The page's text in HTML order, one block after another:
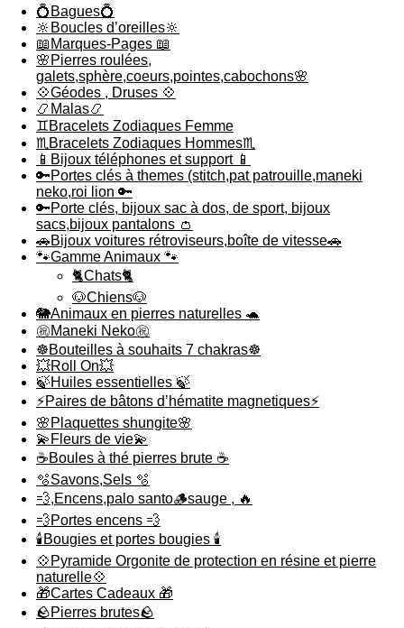
💍Bagues💍
🔆Boucles d’oreilles🔆
📖Marques-Pages 📖
🌸Pierres roulées,
galets,sphère,coeurs,pointes,cabochons🌸
💠Géodes , Druses 💠
📿Malas📿
♊️Bracelets Zodiaques Femme
♏️Bracelets Zodiaques Hommes♏️
📱Bijoux téléphones et support 📱
🔑Portes clés à themes (stitch,pat patrouille,maneki
neko,roi lion 🔑
🔑Porte clés, bijoux sac à dos, de sport, bijoux
sacs,bijoux pantalons 👛
🚗Bijoux voitures rétroviseurs,boîte de vitesse🚗
🐾Gamme Animaux 🐾
🐈Chats🐈
🐶Chiens🐶
🐘Animaux en pierres naturelles 🐢
㊗️Maneki Neko㊗️
☸️Bouteilles à souhaits 7 chakras☸️
💥Roll On💥
🍃Huiles essentielles 🍃
⚡️Paires de bâtons d’hématite magnetiques⚡️
🌸Plaquettes shungite🌸
💫Fleurs de vie💫
☕️Boules à thé pierres brute ☕️
🫧Savons,Sels 🫧
💨,Encens,palo santo🪵sauge , 🔥
💨Portes encens 💨
🕯️Bougies et portes bougies 🕯️
💠Pyramide Orgonite de protection en résine et pierre
naturelle💠
🎁Cartes Cadeaux 🎁
🪨Pierres brutes🪨